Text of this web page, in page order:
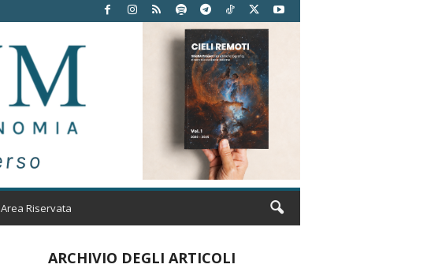
Area Riservata
ARCHIVIO DEGLI ARTICOLI